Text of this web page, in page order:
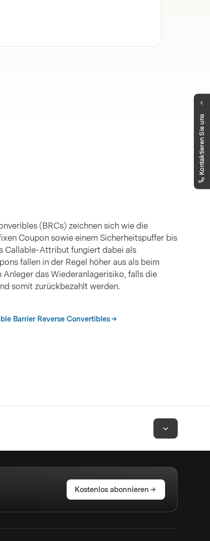
(BRCs) zeichnen sich wie die
Coupon sowie einem Sicherheitspuffer bis
Callable-Attribut fungiert dabei als
fallen in der Regel höher aus als beim
Anleger das Wiederanlagerisiko, falls die
somit zurückbezahlt werden.
Barrier Reverse Convertibles
Kontaktieren Sie uns
Kostenlos abonnieren